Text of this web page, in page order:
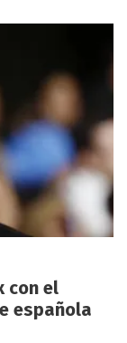
con el
española